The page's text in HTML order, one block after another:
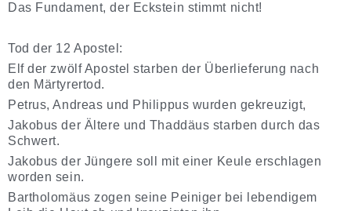
Das Fundament, der Eckstein stimmt nicht!
Tod der 12 Apostel:
Elf der zwölf Apostel starben der Überlieferung nach
den Märtyrertod.
Petrus, Andreas und Philippus wurden gekreuzigt,
Jakobus der Ältere und Thaddäus starben durch das
Schwert.
Jakobus der Jüngere soll mit einer Keule erschlagen
worden sein.
Bartholomäus zogen seine Peiniger bei lebendigem